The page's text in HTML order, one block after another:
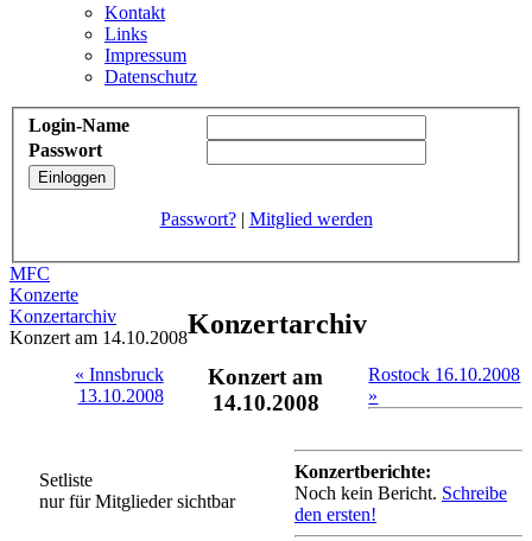
Kontakt
Links
Impressum
Datenschutz
Login-Name
Passwort
Passwort?| Mitglied werden
MFC
Konzerte
Konzertarchiv
Konzert am 14.10.2008Konzertarchiv
« Innsbruck
13.10.2008
Konzert am
14.10.2008
Rostock 16.10.2008
»
Setliste
nur für Mitglieder sichtbar
Konzertberichte:
Noch kein Bericht. Schreibe
den ersten!